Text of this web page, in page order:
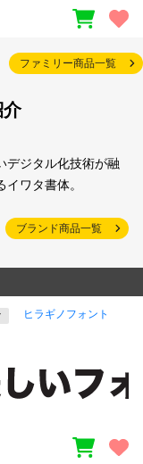
ファミリー商品一覧
介
デジタル化技術が融
ワタ書体。
ブランド商品一覧
ヒラギノフォント